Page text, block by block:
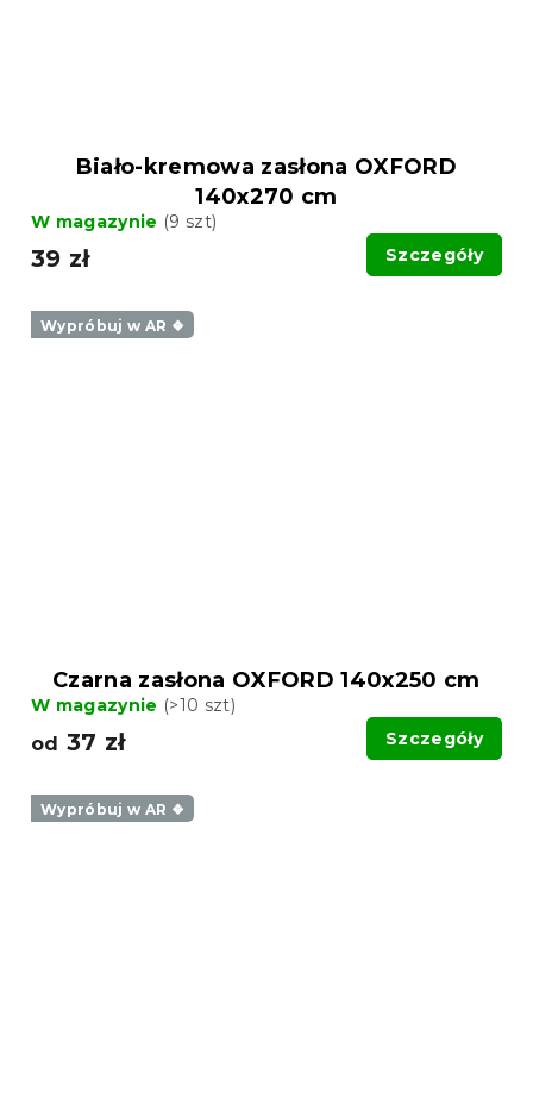
Biało-kremowa zasłona OXFORD
140x270 cm
W magazynie (9 szt)
39 zł Szczegóły
Wypróbuj w AR ❖
Czarna zasłona OXFORD 140x250 cm
W magazynie (>10 szt)
od 37 zł Szczegóły
Wypróbuj w AR ❖